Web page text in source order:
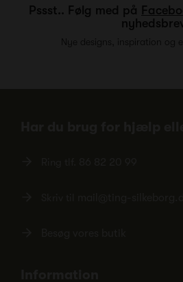
Pssst.. Følg med på
Nye designs, inspiration og